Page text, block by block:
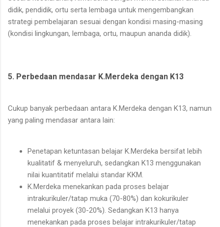
didik, pendidik, ortu serta lembaga untuk mengembangkan
strategi pembelajaran sesuai dengan kondisi masing-masing
(kondisi lingkungan, lembaga, ortu, maupun ananda didik).
5. Perbedaan mendasar K.Merdeka dengan K13
Cukup banyak perbedaan antara K.Merdeka dengan K13, namun
yang paling mendasar antara lain:
Penetapan ketuntasan belajar K.Merdeka bersifat lebih
kualitatif & menyeluruh, sedangkan K13 menggunakan
nilai kuantitatif melalui standar KKM.
K.Merdeka menekankan pada proses belajar
intrakurikuler/tatap muka (70-80%) dan kokurikuler
melalui proyek (30-20%). Sedangkan K13 hanya
menekankan pada proses belajar intrakurikuler/tatap